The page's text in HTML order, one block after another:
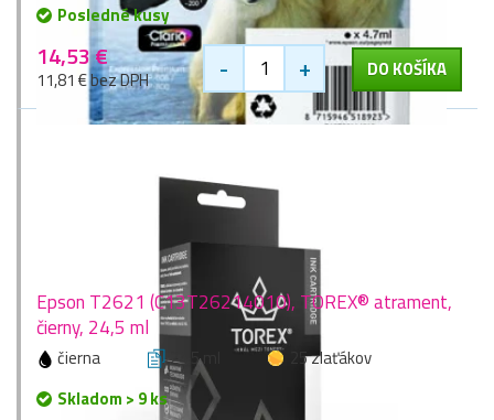
Posledné kusy
14,53 €
11,81 € bez DPH - + DO KOŠÍKA
Epson T2621 (C13T26214010), TOREX® atrament,
čierny, 24,5 ml
čierna 24,5 ml
25 zlaťákov
Skladom > 9 ks